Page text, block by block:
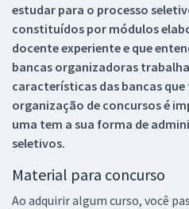
estudar para o processo
constituídos por módulos
docente experiente e que
bancas organizadoras
características das bancas
organização de concursos é
uma tem a sua forma de
seletivos.
Material para concurso
Ao adquirir algum curso, você